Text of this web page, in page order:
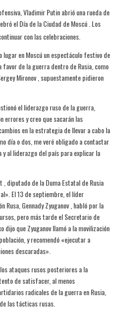
Vladimir Putin abrió una rueda de
el Día de la Ciudad de Moscú . Los
con las celebraciones.
lugar en Moscú un espectáculo festivo de
de la guerra dentro de Rusia, como
Mironov , supuestamente pidieron
el liderazgo ruso de la guerra,
errores y creo que sacarán las
en la estrategia de llevar a cabo la
día o dos, me veré obligado a contactar
al liderazgo del país para explicar la
diputado de la Duma Estatal de Rusia
El 13 de septiembre, el líder
Rusa, Gennady Zyuganov , habló por la
pero más tarde el Secretario de
dijo que Zyuganov llamó a la movilización
y recomendó «ejecutar a
descaradas».
ataques rusos posteriores a la
de satisfacer, al menos
radicales de la guerra en Rusia,
las tácticas rusas.